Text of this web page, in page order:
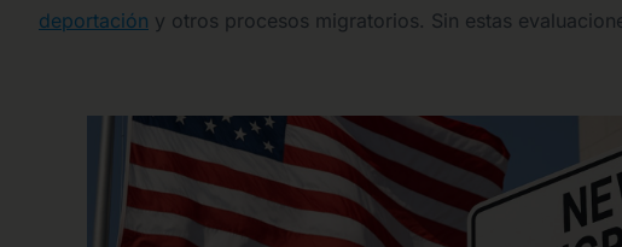
deportación y otros procesos migratorios. Sin estas